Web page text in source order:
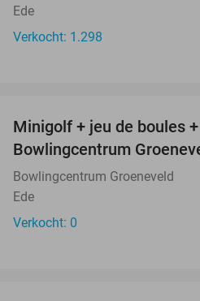
Ede
Verkocht: 1.298
NEW
TODAY
Minigolf + jeu de boules
Bowlingcentrum
Bowlingcentrum Groeneveld
Ede
Verkocht: 0